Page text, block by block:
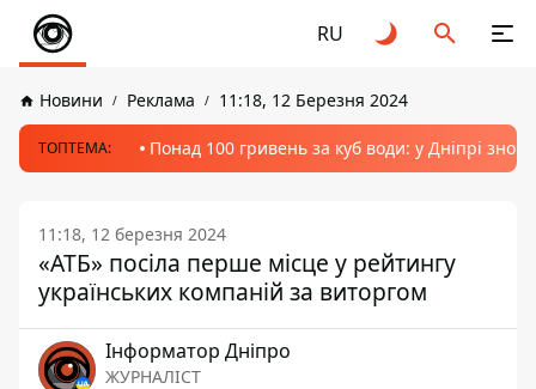
RU
Новини Реклама 11:18, 12 Березня 2024
ТОПТЕМА: Понад 100 гривень за куб води: у Дніпрі
11:18, 12 березня 2024
«АТБ» посіла перше місце у рейтингу
українських компаній за виторгом
Інформатор Дніпро
ЖУРНАЛІСТ